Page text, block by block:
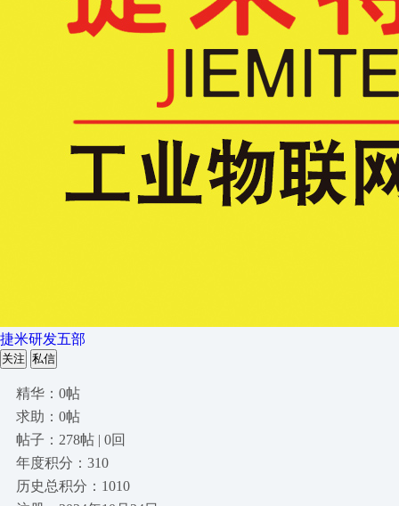
捷米研发五部
关注 私信
精华：0帖
求助：0帖
帖子：278帖 | 0回
年度积分：310
历史总积分：1010